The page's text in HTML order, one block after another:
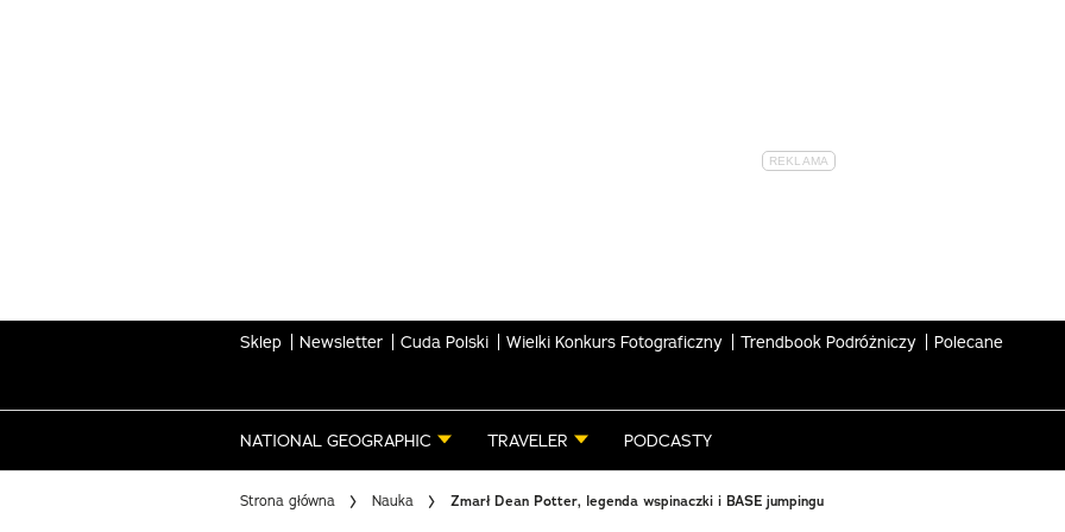
Sklep Newsletter Cuda Polski Wielki Konkurs Fotograficzny Trendbook Podróżniczy Polecane
NATIONAL GEOGRAPHIC TRAVELER PODCASTY
Strona główna Nauka Zmarł Dean Potter, legenda wspinaczki i BASE jumpingu